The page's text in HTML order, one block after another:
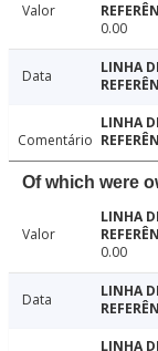
Valor
0.00
Data
Comentário
Of which were
Valor
0.00
Data